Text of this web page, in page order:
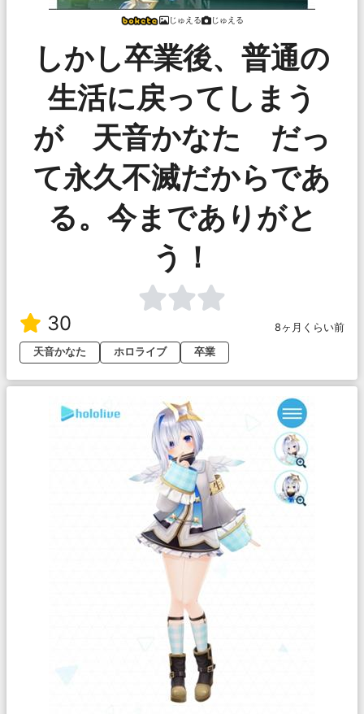
じゅえる じゅえる
しかし卒業後、普通の
生活に戻ってしまう
が 天音かなた だっ
て永久不滅だからであ
る。今までありがと
う！
30
8ヶ月くらい前
天音かなた
ホロライブ 卒業